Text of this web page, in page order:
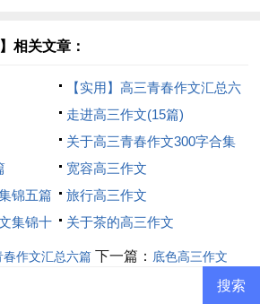
相关文章：
【实用】高三青春作文汇总六
篇走进高三作文(15篇)
关于高三青春作文300字合集
六篇
宽容高三作文
锦五篇
旅行高三作文
集锦十
关于茶的高三作文
春作文汇总六篇 下一篇： 底色高三作文